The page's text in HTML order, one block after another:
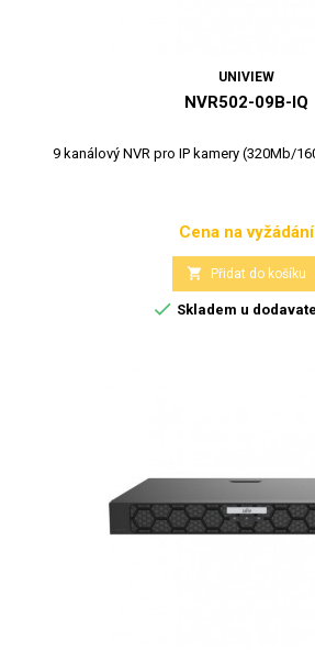
UNIVIEW
NVR502-09B-IQ
9 kanálový NVR pro IP kamery (320Mb/
Cena
Cena na vyžádání
 Přidat do košíku
 Skladem u